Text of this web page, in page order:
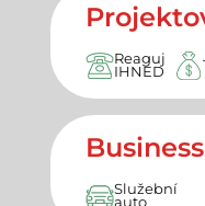
Reaguj
IHNED
Služební
auto